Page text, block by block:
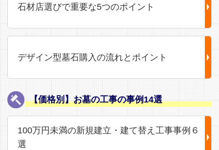
石材店選びで重要な5つのポイント
デザイン型墓石購入の流れとポイント
【価格別】お墓の工事の事例14選
100万円未満の新規建立・建て替え工事事例６
選